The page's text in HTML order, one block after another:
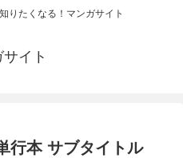
りたくなる！マンガサイト
イト
行本 サブタイトル